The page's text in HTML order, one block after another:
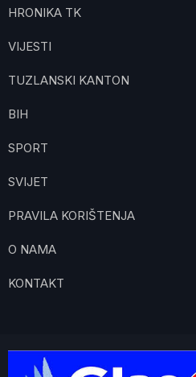
HRONIKA TK
VIJESTI
TUZLANSKI KANTON
BIH
SPORT
SVIJET
PRAVILA KORIŠTENJA
O NAMA
KONTAKT